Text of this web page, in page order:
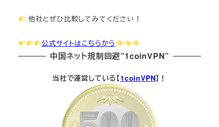
他社とぜひ比較してみてください！
公式サイトはこちらから
中国ネット規制回避”1coinVPN”
当社で運営している【1coinVPN】！